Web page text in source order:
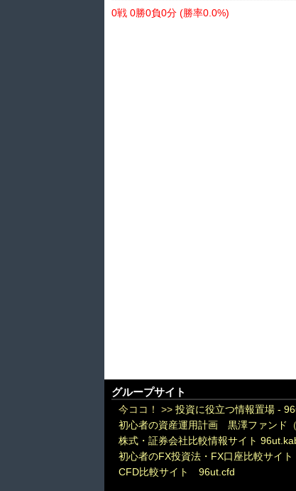
0戦 0勝0負0分 (勝率0.0%)
グループサイト
今ココ！ >> 投資に役立つ情報置場 -
初心者の資産運用計画 黒澤ファンド（
株式・証券会社比較情報サイト
初心者のFX投資法・FX口座比較サイ
CFD比較サイト 96ut.cfd